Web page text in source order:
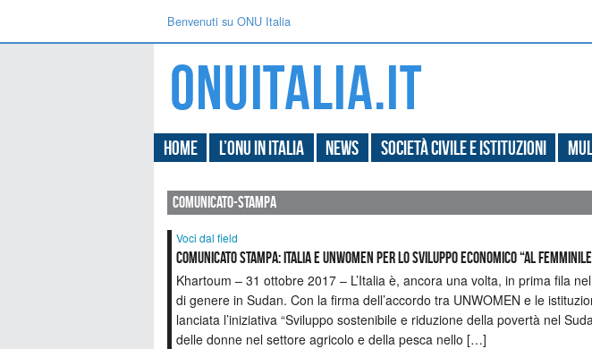
Benvenuti su ONU Italia
Home L’ONU in Italia News Società civile e Istituzioni
comunicato-stampa
Voci dal field
COMUNICATO STAMPA: Italia e UNWOMEN per lo sviluppo economico “al
Khartoum – 31 ottobre 2017 – L’Italia è, ancora una volta, in prima fila
di genere in Sudan. Con la firma dell’accordo tra UNWOMEN e le
lanciata l’iniziativa “Sviluppo sostenibile e riduzione della povertà nel
delle donne nel settore agricolo e della pesca nello […]